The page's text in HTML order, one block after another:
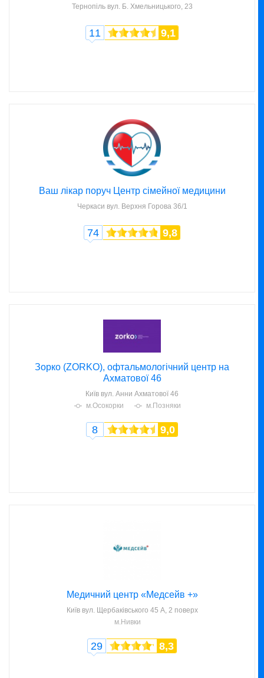
Тернопіль вул. Б. Хмельницького, 23
11 9,1
Ваш лікар поруч Центр сімейної медицини
Черкаси вул. Верхня Горова 36/1
74 9,8
Зорко (ZORKO), офтальмологічний центр на
Ахматової 46
Київ вул. Анни Ахматової 46
м.Осокорки
м.Позняки
8 9,0
Медичний центр «Медсейв +»
Київ вул. Щербаківського 45 А, 2 поверх
м.Нивки
29 8,3